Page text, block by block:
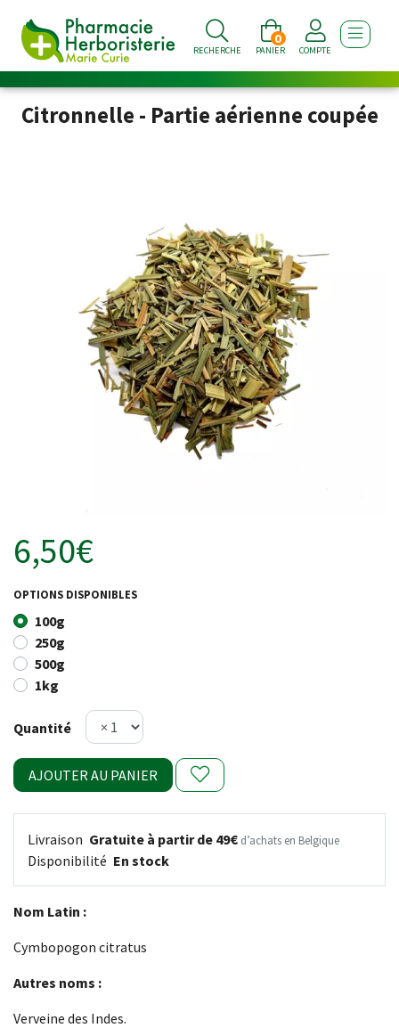
RECHERCHE PANIER
0
COMPTE
Citronnelle - Partie aérienne coupée
6,50€
OPTIONS DISPONIBLES
100g
250g
500g
1kg
Quantité
AJOUTER AU PANIER
Livraison Gratuite à partir de 49€ d’achats en Belgique
Disponibilité En stock
Nom Latin :
Cymbopogon citratus
Autres noms :
Verveine des Indes.